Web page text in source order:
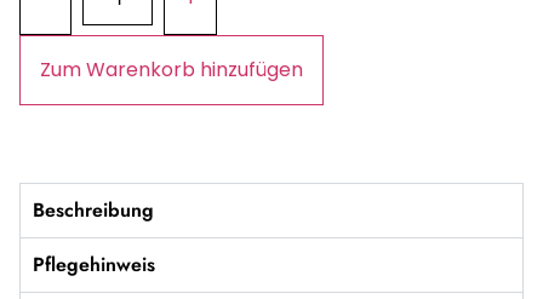
Zum Warenkorb hinzufügen
Beschreibung
Pflegehinweis